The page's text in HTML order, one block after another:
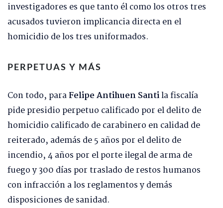
investigadores es que tanto él como los otros tres
acusados tuvieron implicancia directa en el
homicidio de los tres uniformados.
PERPETUAS Y MÁS
Con todo, paraFelipe Antihuen Santila fiscalía
pide presidio perpetuo calificado por el delito de
homicidio calificado de carabinero en calidad de
reiterado, además de 5 años por el delito de
incendio, 4 años por el porte ilegal de arma de
fuego y 300 días por traslado de restos humanos
con infracción a los reglamentos y demás
disposiciones de sanidad.